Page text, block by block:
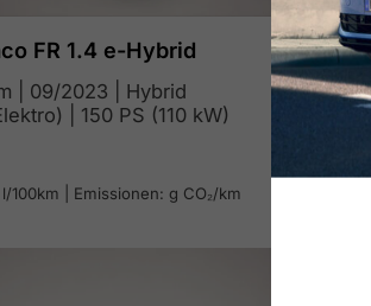
FR 1.4 e-Hybrid
| 09/2023 | Hybrid
| 150 PS (110 kW)
100km | Emissionen: g CO₂/km